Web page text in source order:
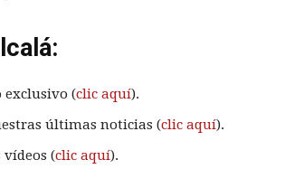
exclusivo (clic aquí).
últimas noticias (clic aquí).
(clic aquí).